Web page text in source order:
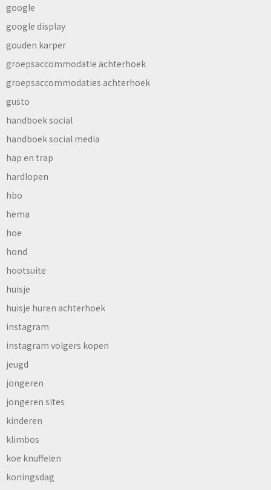
google
google display
gouden karper
groepsaccommodatie achterhoek
groepsaccommodaties achterhoek
gusto
handboek social
handboek social media
hap en trap
hardlopen
hbo
hema
hoe
hond
hootsuite
huisje
huisje huren achterhoek
instagram
instagram volgers kopen
jeugd
jongeren
jongeren sites
kinderen
klimbos
koe knuffelen
koningsdag